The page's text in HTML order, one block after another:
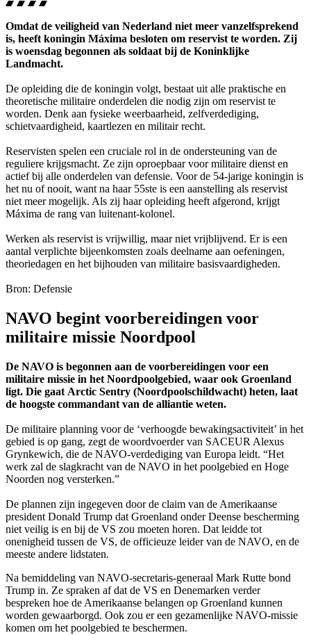
Omdat de veiligheid van Nederland niet meer vanzelfsprekend
is, heeft koningin Máxima besloten om reservist te worden. Zij
is woensdag begonnen als soldaat bij de Koninklijke
Landmacht.
De opleiding die de koningin volgt, bestaat uit alle praktische en
theoretische militaire onderdelen die nodig zijn om reservist te
worden. Denk aan fysieke weerbaarheid, zelfverdediging,
schietvaardigheid, kaartlezen en militair recht.
Reservisten spelen een cruciale rol in de ondersteuning van de
reguliere krijgsmacht. Ze zijn oproepbaar voor militaire dienst en
actief bij alle onderdelen van defensie. Voor de 54-jarige koningin is
het nu of nooit, want na haar 55ste is een aanstelling als reservist
niet meer mogelijk. Als zij haar opleiding heeft afgerond, krijgt
Máxima de rang van luitenant-kolonel.
Werken als reservist is vrijwillig, maar niet vrijblijvend. Er is een
aantal verplichte bijeenkomsten zoals deelname aan oefeningen,
theoriedagen en het bijhouden van militaire basisvaardigheden.
Bron: Defensie
NAVO begint voorbereidingen voor
militaire missie Noordpool
De NAVO is begonnen aan de voorbereidingen voor een
militaire missie in het Noordpoolgebied, waar ook Groenland
ligt. Die gaat Arctic Sentry (Noordpoolschildwacht) heten, laat
de hoogste commandant van de alliantie weten.
De militaire planning voor de ‘verhoogde bewakingsactiviteit’ in het
gebied is op gang, zegt de woordvoerder van SACEUR Alexus
Grynkewich, die de NAVO-verdediging van Europa leidt. “Het
werk zal de slagkracht van de NAVO in het poolgebied en Hoge
Noorden nog versterken.”
De plannen zijn ingegeven door de claim van de Amerikaanse
president Donald Trump dat Groenland onder Deense bescherming
niet veilig is en bij de VS zou moeten horen. Dat leidde tot
onenigheid tussen de VS, de officieuze leider van de NAVO, en de
meeste andere lidstaten.
Na bemiddeling van NAVO-secretaris-generaal Mark Rutte bond
Trump in. Ze spraken af dat de VS en Denemarken verder
bespreken hoe de Amerikaanse belangen op Groenland kunnen
worden gewaarborgd. Ook zou er een gezamenlijke NAVO-missie
komen om het poolgebied te beschermen.